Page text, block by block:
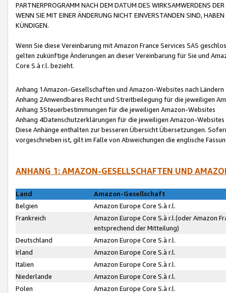
PARTNERPROGRAMM NACH DEM DATUM DES WIRKSAMWERDENS
WENN SIE MIT EINER ÄNDERUNG NICHT EINVERSTANDEN SIND,
KÜNDIGEN.
Wenn Sie diese Vereinbarung mit Amazon France Services SAS
gelten zukünftige Änderungen an dieser Vereinbarung für Sie und
Core S.à r.l. bezieht.
Anhang 1Amazon-Gesellschaften und Amazon-Websites nach Ländern
Anhang 2Anwendbares Recht und Streitbeilegung für die jeweiligen
Anhang 3Steuerbestimmungen für die jeweiligen Amazon-Websites
Anhang 4Datenschutzerklärungen für die jeweiligen Amazon-Websites
Diese Anhänge enthalten zur besseren Übersicht Übersetzungen.
vorgeschrieben ist, gilt im Falle von Abweichungen die englische
ANHANG 1: AMAZON-GESELLSCHAFTEN UND
Land
Amazon-Gesellschaft
Belgien
Amazon Europe Core S.à r.l.
Frankreich
Amazon Europe Core S.à r.l.(oder Amazon
entsprechend der Mitteilung)
Deutschland
Amazon Europe Core S.à r.l.
Irland
Amazon Europe Core S.à r.l.
Italien
Amazon Europe Core S.à r.l.
Niederlande
Amazon Europe Core S.à r.l.
Polen
Amazon Europe Core S.à r.l.